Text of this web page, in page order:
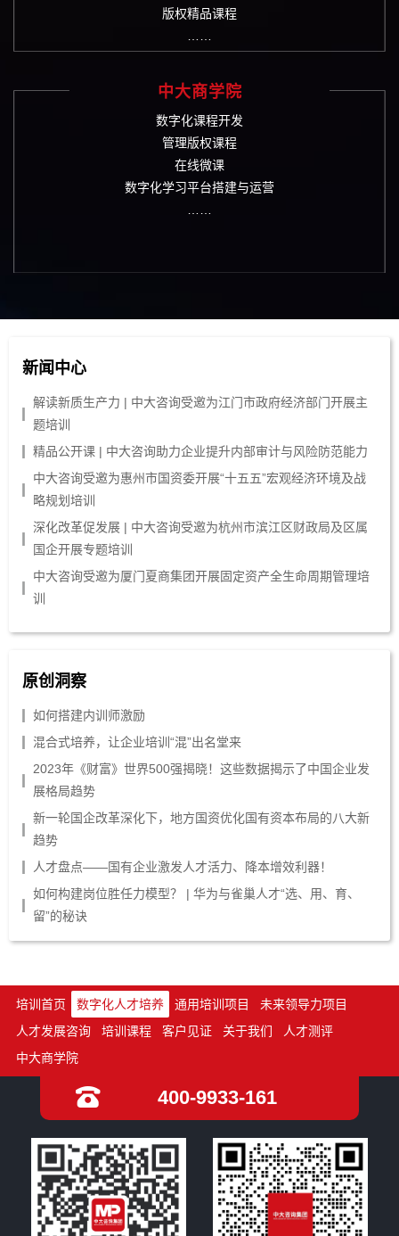
版权精品课程
……
中大商学院
数字化课程开发
管理版权课程
在线微课
数字化学习平台搭建与运营
……
新闻中心
解读新质生产力 | 中大咨询受邀为江门市政府经济部门开展主
题培训
精品公开课 | 中大咨询助力企业提升内部审计与风险防范能力
中大咨询受邀为惠州市国资委开展“十五五”宏观经济环境及战
略规划培训
深化改革促发展 | 中大咨询受邀为杭州市滨江区财政局及区属
国企开展专题培训
中大咨询受邀为厦门夏商集团开展固定资产全生命周期管理培
训
原创洞察
如何搭建内训师激励
混合式培养，让企业培训“混”出名堂来
2023年《财富》世界500强揭晓！这些数据揭示了中国企业发
展格局趋势
新一轮国企改革深化下，地方国资优化国有资本布局的八大新
趋势
人才盘点——国有企业激发人才活力、降本增效利器！
如何构建岗位胜任力模型？ | 华为与雀巢人才“选、用、育、
留”的秘诀
培训首页 数字化人才培养 通用培训项目
未来领导力项目
人才发展咨询
培训课程 客户见证 关于我们
人才测评
中大商学院
400-9933-161